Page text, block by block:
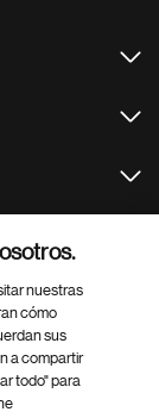
nuestras
cómo
sus
a compartir
todo" para